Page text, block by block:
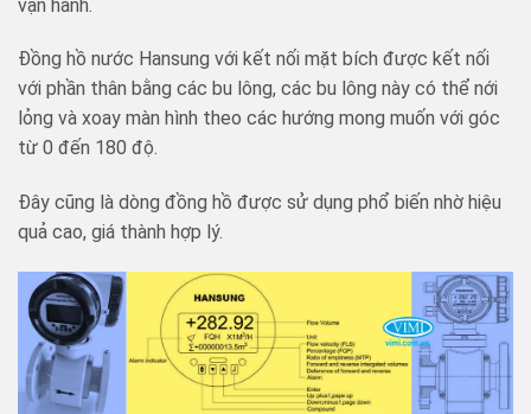
vận hành.
Đồng hồ nước Hansung với kết nối mặt bích được kết nối
với phần thân bằng các bu lông, các bu lông này có thể nới
lỏng và xoay màn hình theo các hướng mong muốn với góc
từ 0 đến 180 độ.
Đây cũng là dòng đồng hồ được sử dụng phổ biến nhờ hiệu
quả cao, giá thành hợp lý.